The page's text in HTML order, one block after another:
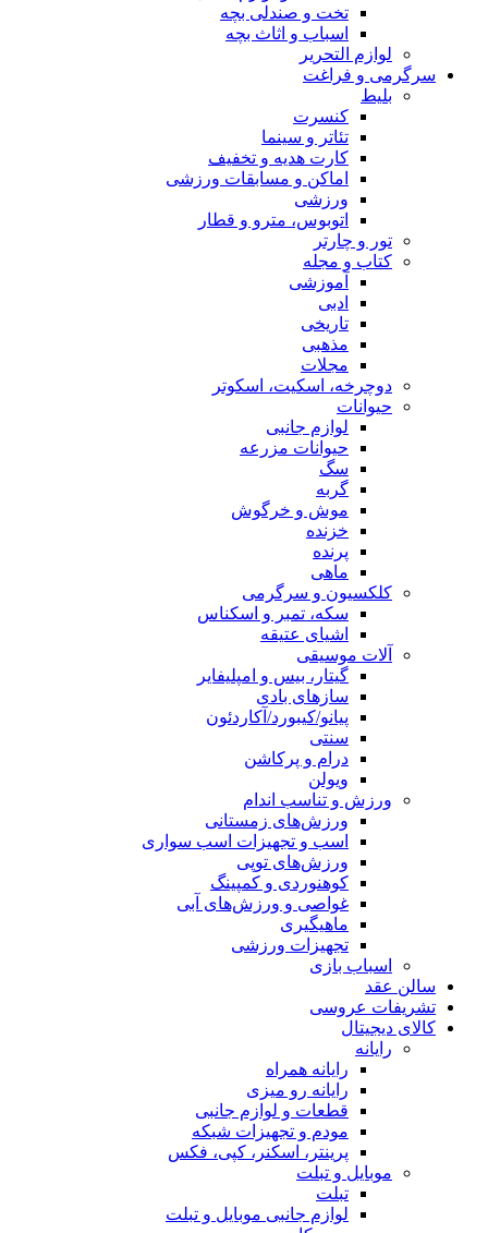
تخت و صندلی بچه
اسباب و اثاث بچه
لوازم التحریر
سرگرمی و فراغت
بلیط
کنسرت
تئاتر و سینما
کارت هدیه و تخفیف
اماکن و مسابقات ورزشی
ورزشی
اتوبوس، مترو و قطار
تور و چارتر
کتاب و مجله
آموزشی
ادبی
تاریخی
مذهبی
مجلات
دوچرخه، اسکیت، اسکوتر
حیوانات
لوازم جانبی
حیوانات مزرعه
سگ
گربه
موش و خرگوش
خزنده
پرنده
ماهی
کلکسیون و سرگرمی
سکه، تمبر و اسکناس
اشیای عتیقه
آلات موسیقی
گیتار، بیس و امپلیفایر
سازهای بادی
پیانو/کیبورد/آکاردئون
سنتی
درام و پرکاشن
ویولن
ورزش و تناسب اندام
ورزش‌های زمستانی
اسب و تجهیزات اسب سواری
ورزش‌های توپی
کوهنوردی و کمپینگ
غواصی و ورزش‌های آبی
ماهیگیری
تجهیزات ورزشی
اسباب‌ بازی
سالن عقد
تشریفات عروسی
کالای دیجیتال
رایانه
رایانه همراه
رایانه رو میزی
قطعات و لوازم جانبی
مودم و تجهیزات شبکه
پرینتر، اسکنر، کپی، فکس
موبایل و تبلت
تبلت
لوازم جانبی موبایل و تبلت